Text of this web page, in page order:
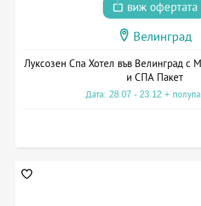
виж офертата
Велинград
Луксозен Спа Хотел във Велинград с
и СПА Пакет
Дата: 28.07 - 23.12 +